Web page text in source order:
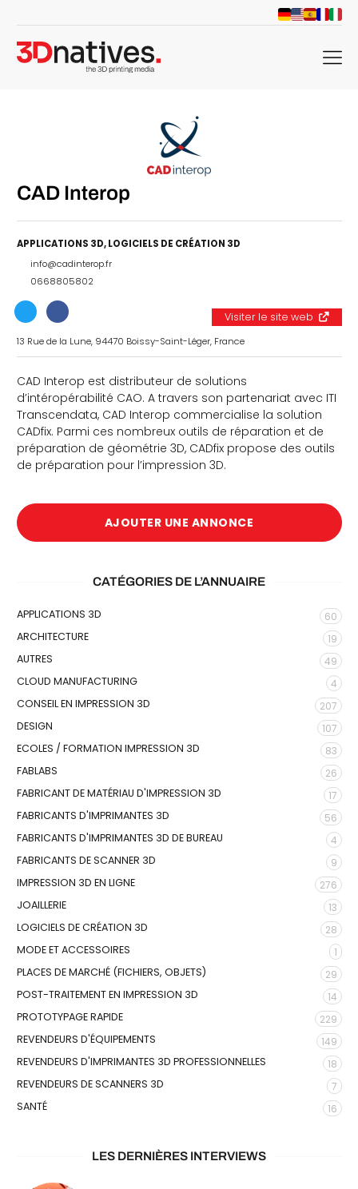
menu
CAD Interop
APPLICATIONS 3D,LOGICIELS DE CRÉATION 3D
info@cadinterop.fr
0668805802
Visiter le site web
13 Rue de la Lune, 94470 Boissy-Saint-Léger, France
CAD Interop est distributeur de solutions
d’intéropérabilité CAO. A travers son partenariat avec ITI
Transcendata, CAD Interop commercialise la solution
CADfix. Parmi ces nombreux outils de réparation et de
préparation de géométrie 3D, CADfix propose des outils
de préparation pour l’impression 3D.
AJOUTER UNE ANNONCE
CATÉGORIES DE L’ANNUAIRE
APPLICATIONS 3D
60
ARCHITECTURE
19
AUTRES
49
CLOUD MANUFACTURING
4
CONSEIL EN IMPRESSION 3D
207
DESIGN
107
ECOLES / FORMATION IMPRESSION 3D
83
FABLABS
26
FABRICANT DE MATÉRIAU D'IMPRESSION 3D
17
FABRICANTS D'IMPRIMANTES 3D
56
FABRICANTS D'IMPRIMANTES 3D DE BUREAU
4
FABRICANTS DE SCANNER 3D
9
IMPRESSION 3D EN LIGNE
276
JOAILLERIE
13
LOGICIELS DE CRÉATION 3D
28
MODE ET ACCESSOIRES
1
PLACES DE MARCHÉ (FICHIERS, OBJETS)
29
POST-TRAITEMENT EN IMPRESSION 3D
14
PROTOTYPAGE RAPIDE
229
REVENDEURS D'ÉQUIPEMENTS
149
REVENDEURS D'IMPRIMANTES 3D PROFESSIONNELLES
18
REVENDEURS DE SCANNERS 3D
7
SANTÉ
16
LES DERNIÈRES INTERVIEWS